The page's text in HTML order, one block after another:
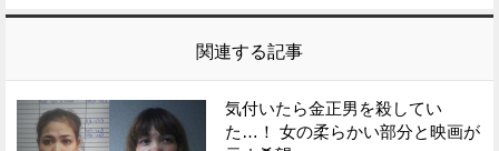
関連する記事
気付いたら金正男を殺してい
た…！ 女の柔らかい部分と映画が